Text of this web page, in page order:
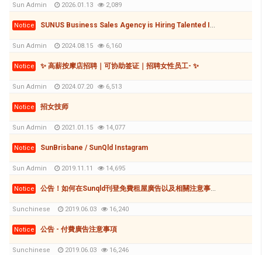
Sun Admin 2026.01.13 2,089
Notice SUNUS Business Sales Agency is Hiring Talented Individuals to Grow Together!
Sun Admin 2024.08.15 6,160
Notice ✨ 高薪按摩店招聘｜可协助签证｜招聘女性员工- ✨
Sun Admin 2024.07.20 6,513
Notice 招女技师
Sun Admin 2021.01.15 14,077
Notice SunBrisbane / SunQld Instagram
Sun Admin 2019.11.11 14,695
Notice 公告！如何在Sunqld刊登免費租屋廣告以及相關注意事項
Sunchinese 2019.06.03 16,240
Notice 公告 - 付費廣告注意事項
Sunchinese 2019.06.03 16,246